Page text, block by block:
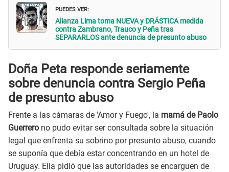
PUEDES VER:
Alianza Lima toma NUEVA y DRÁSTICA medida
contra Zambrano, Trauco y Peña tras
SEPARARLOS ante denuncia de presunto abuso
Doña Peta responde seriamente
sobre denuncia contra Sergio Peña
de presunto abuso
Frente a las cámaras de 'Amor y Fuego', la mamá de Paolo
Guerrero no pudo evitar ser consultada sobre la situación
legal que enfrenta su sobrino por presunto abuso, cuando
se suponía que debía estar concentrando en un hotel de
Uruguay. Ella pidió que las autoridades se encarguen de